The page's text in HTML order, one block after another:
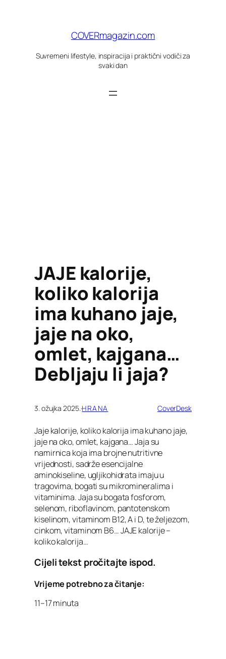
COVERmagazin.com
Suvremeni lifestyle, inspiracija i praktični vodiči za
svaki dan
JAJE kalorije,
koliko kalorija
ima kuhano jaje,
jaje na oko,
omlet, kajgana…
Debljaju li jaja?
3. ožujka 2025. ·HRANA CoverDesk
Jaje kalorije, koliko kalorija ima kuhano jaje,
jaje na oko, omlet, kajgana… Jaja su
namirnica koja ima brojne nutritivne
vrijednosti, sadrže esencijalne
aminokiseline, ugljikohidrata imaju u
tragovima, bogati su mikromineralima i
vitaminima. Jaja su bogata fosforom,
selenom, riboflavinom, pantotenskom
kiselinom, vitaminom B12, A i D, te željezom,
cinkom, vitaminom B6… JAJE kalorije –
koliko kalorija…
Cijeli tekst pročitajte ispod.
Vrijeme potrebno za čitanje:
11–17 minuta